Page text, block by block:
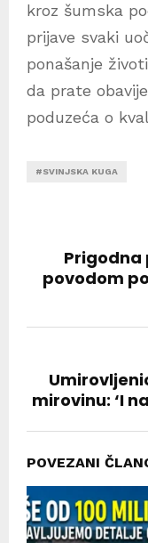
kroz šumska
prijave svaki
ponašanje
da prate
poduzeća o
#SVINJSKA KUGA
Prigodna
povodom
mirovinu: ‘I
POVEZANI